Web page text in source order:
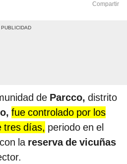
Compartir
de Parcco, distrito
fue controlado por los
tres días, periodo en el
la reserva de vicuñas